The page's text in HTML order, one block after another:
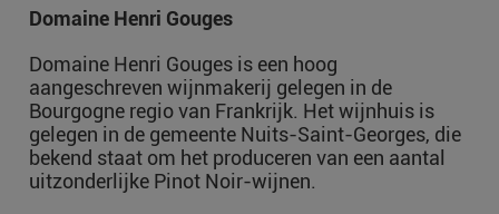
Domaine Henri Gouges
Domaine Henri Gouges is een hoog
aangeschreven wijnmakerij gelegen in de
Bourgogne regio van Frankrijk. Het wijnhuis is
gelegen in de gemeente Nuits-Saint-Georges, die
bekend staat om het produceren van een aantal
uitzonderlijke Pinot Noir-wijnen.